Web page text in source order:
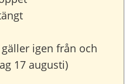
igen från och
17 augusti)